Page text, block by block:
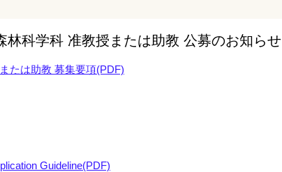
林科学科 准教授または助教 公募のお知らせ
たは助教 募集要項(PDF)
Guideline(PDF)